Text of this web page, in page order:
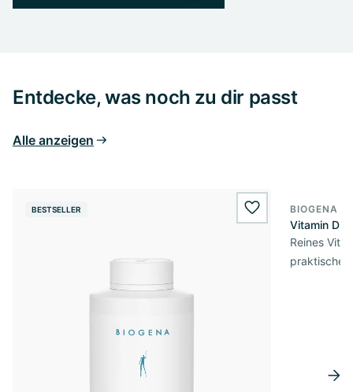
Entdecke, was noch zu dir passt
Alle anzeigen
BESTSELLER wishlist.add
BIOGENA
Vitamin D3
Reines
praktischer